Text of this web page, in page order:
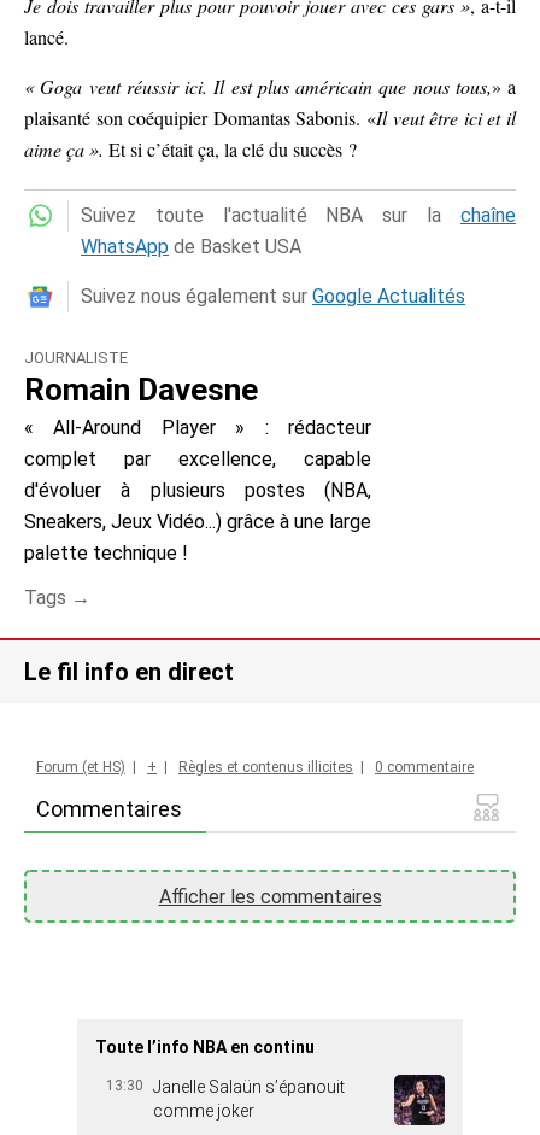
Je dois travailler plus pour pouvoir jouer avec ces gars », a-t-il
lancé.
« Goga veut réussir ici. Il est plus américain que nous tous,» a
plaisanté son coéquipier Domantas Sabonis. «Il veut être ici et il
aime ça ». Et si c’était ça, la clé du succès ?
Suivez toute l'actualité NBA sur la chaîne
WhatsApp de Basket USA
Suivez nous également sur Google Actualités
JOURNALISTE
Romain Davesne
« All-Around Player » : rédacteur
complet par excellence, capable
d'évoluer à plusieurs postes (NBA,
Sneakers, Jeux Vidéo...) grâce à une large
palette technique !
Tags →
Le fil info en direct
Commentaires
Forum (et HS) + Règles et contenus illicites 0 commentaire
Afficher les commentaires
Toute l’info NBA en continu
13:30
Janelle Salaün s’épanouit
comme joker